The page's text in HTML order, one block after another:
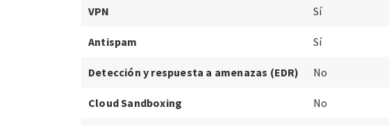
VPN Sí
Antispam Sí
Detección y respuesta a amenazas (EDR) No
Cloud Sandboxing No